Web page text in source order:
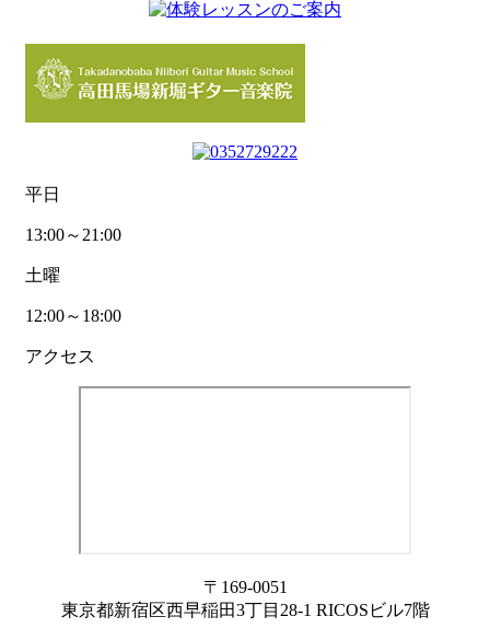
平日
13:00～21:00
土曜
12:00～18:00
アクセス
〒169-0051
東京都新宿区西早稲田3丁目28-1 RICOSビル7階